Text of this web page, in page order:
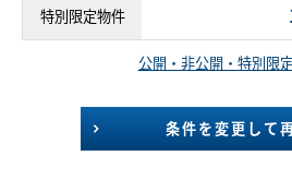
特別限定物件
公開・非公開・特別限
条件を変更して